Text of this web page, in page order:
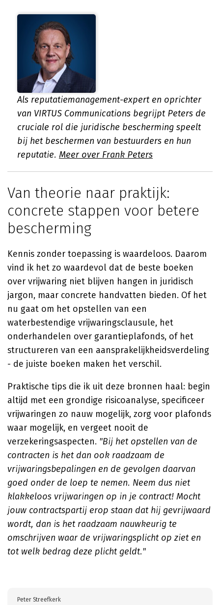
Als reputatiemanagement-expert en oprichter
van VIRTUS Communications begrijpt Peters de
cruciale rol die juridische bescherming speelt
bij het beschermen van bestuurders en hun
reputatie. Meer over Frank Peters
Van theorie naar praktijk:
concrete stappen voor betere
bescherming
Kennis zonder toepassing is waardeloos. Daarom
vind ik het zo waardevol dat de beste boeken
over vrijwaring niet blijven hangen in juridisch
jargon, maar concrete handvatten bieden. Of het
nu gaat om het opstellen van een
waterbestendige vrijwaringsclausule, het
onderhandelen over garantieplafonds, of het
structureren van een aansprakelijkheidsverdeling
- de juiste boeken maken het verschil.
Praktische tips die ik uit deze bronnen haal: begin
altijd met een grondige risicoanalyse, specificeer
vrijwaringen zo nauw mogelijk, zorg voor plafonds
waar mogelijk, en vergeet nooit de
verzekeringsaspecten. "Bij het opstellen van de
contracten is het dan ook raadzaam de
vrijwaringsbepalingen en de gevolgen daarvan
goed onder de loep te nemen. Neem dus niet
klakkeloos vrijwaringen op in je contract! Mocht
jouw contractspartij erop staan dat hij gevrijwaard
wordt, dan is het raadzaam nauwkeurig te
omschrijven waar de vrijwaringsplicht op ziet en
tot welk bedrag deze plicht geldt."
Peter Streefkerk